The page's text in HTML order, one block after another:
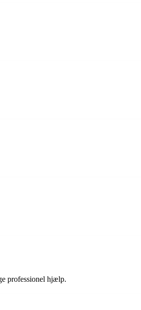
professionel hjælp.